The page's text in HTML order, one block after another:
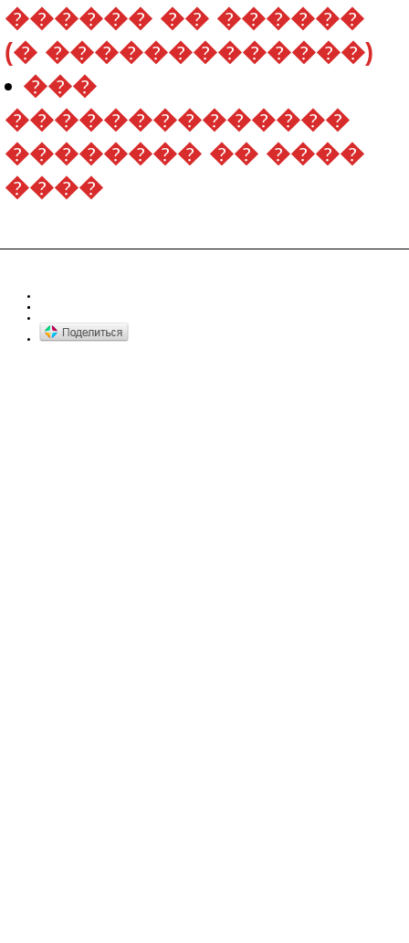
������ �� ������
(� �������������)
���
��������������
�������� �� ����
����